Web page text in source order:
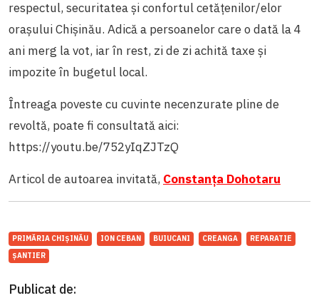
respectul, securitatea și confortul cetățenilor/elor
orașului Chișinău. Adică a persoanelor care o dată la 4
ani merg la vot, iar în rest, zi de zi achită taxe și
impozite în bugetul local.
Întreaga poveste cu cuvinte necenzurate pline de
revoltă, poate fi consultată aici:
https://youtu.be/752yIqZJTzQ
Articol de autoarea invitată, Constanța Dohotaru
PRIMĂRIA CHIȘINĂU ION CEBAN BUIUCANI CREANGA
REPARATIE
ȘANTIER
Publicat de: